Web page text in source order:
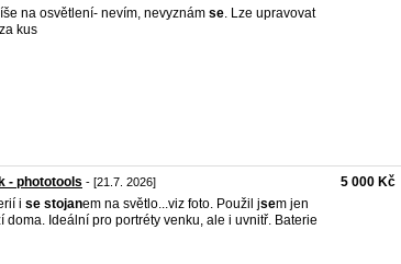
na osvětlení- nevím, nevyznám se. Lze upravovat
kus
- phototools - [21.7. 2026]
i se stojanem na světlo...viz foto. Použil jsem jen
doma. Ideální pro portréty venku, ale i uvnitř. Baterie
5 000 Kč